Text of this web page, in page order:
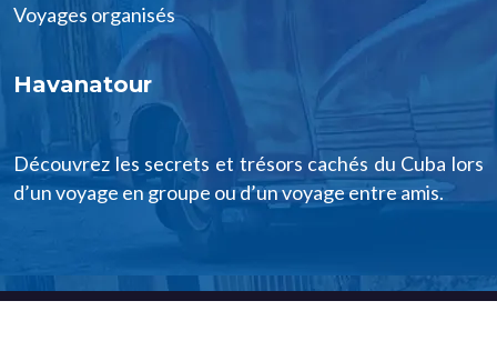
Voyages organisés
Havanatour
Découvrez les secrets et trésors cachés du Cuba lors
d’un voyage en groupe ou d’un voyage entre amis.